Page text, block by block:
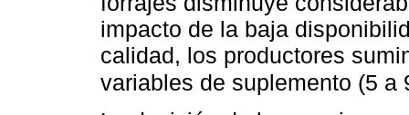
impacto de la baja
calidad, los productores
variables de suplemento (5 a